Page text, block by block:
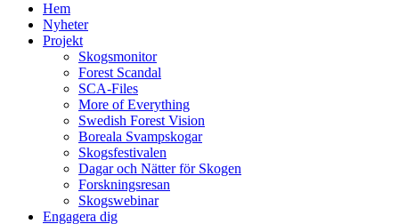
Hem
Nyheter
Projekt
Skogsmonitor
Forest Scandal
SCA-Files
More of Everything
Swedish Forest Vision
Boreala Svampskogar
Skogsfestivalen
Dagar och Nätter för Skogen
Forskningsresan
Skogswebinar
Engagera dig